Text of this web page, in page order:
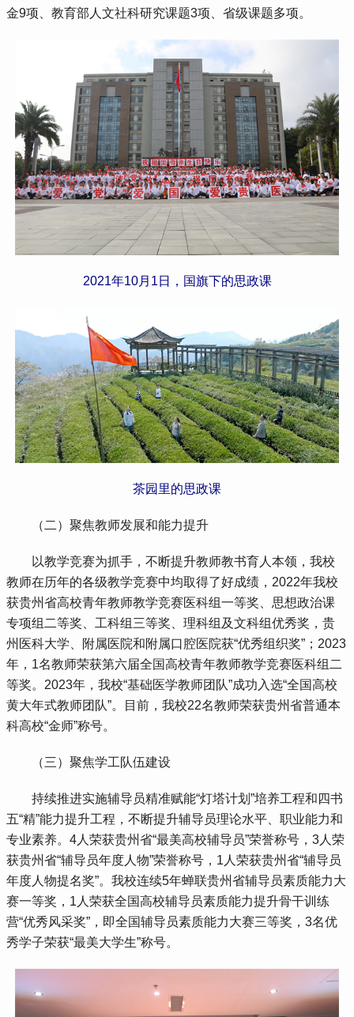
金9项、教育部人文社科研究课题3项、省级课题多项。
2021年10月1日，国旗下的思政课
茶园里的思政课
（二）聚焦教师发展和能力提升
以教学竞赛为抓手，不断提升教师教书育人本领，我校
教师在历年的各级教学竞赛中均取得了好成绩，2022年我校
获贵州省高校青年教师教学竞赛医科组一等奖、思想政治课
专项组二等奖、工科组三等奖、理科组及文科组优秀奖，贵
州医科大学、附属医院和附属口腔医院获“优秀组织奖”；2023
年，1名教师荣获第六届全国高校青年教师教学竞赛医科组二
等奖。2023年，我校“基础医学教师团队”成功入选“全国高校
黄大年式教师团队”。目前，我校22名教师荣获贵州省普通本
科高校“金师”称号。
（三）聚焦学工队伍建设
持续推进实施辅导员精准赋能“灯塔计划”培养工程和四书
五“精”能力提升工程，不断提升辅导员理论水平、职业能力和
专业素养。4人荣获贵州省“最美高校辅导员”荣誉称号，3人荣
获贵州省“辅导员年度人物”荣誉称号，1人荣获贵州省“辅导员
年度人物提名奖”。我校连续5年蝉联贵州省辅导员素质能力大
赛一等奖，1人荣获全国高校辅导员素质能力提升骨干训练
营“优秀风采奖”，即全国辅导员素质能力大赛三等奖，3名优
秀学子荣获“最美大学生”称号。